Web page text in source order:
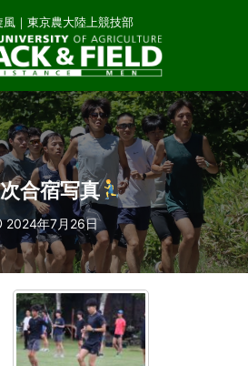
風｜東京農大陸上競技部
合宿写真
2024年7月26日